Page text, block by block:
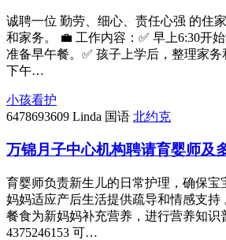
诚聘一位 勤劳、细心、责任心强 的住
和家务。 💼 工作内容：✅ 早上6:30开
准备早午餐。✅ 孩子上学后，整理家
下午…
小孩看护
6478693609 Linda 国语 北约克
万锦月子中心机构聘请育婴师及
育婴师负责新生儿的日常护理，确保宝
妈妈适应产后生活提供疏导和情感支持
餐食为新妈妈补充营养，进行营养知识
4375246153 可…